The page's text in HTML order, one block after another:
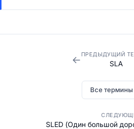
← ПРЕДЫДУЩИЙ
SLA
Все термины
SLED (Один большой